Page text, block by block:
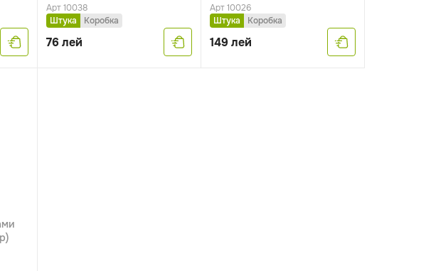
Арт 10038
Штука
Коробка
76 лей
Арт 10026
Штука
Коробка
149 лей